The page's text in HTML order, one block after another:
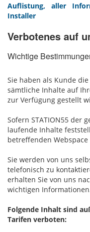
Auflistung, aller
Installer
Verbotenes auf
Wichtige
Sie haben als Kunde
sämtliche Inhalte auf
zur Verfügung gestellt
Sofern STATION55 der
laufende Inhalte
betreffenden
Sie werden von uns
telefonisch zu
erhalten Sie von uns
wichtigen
Folgende Inhalt sind
Tarifen verboten: